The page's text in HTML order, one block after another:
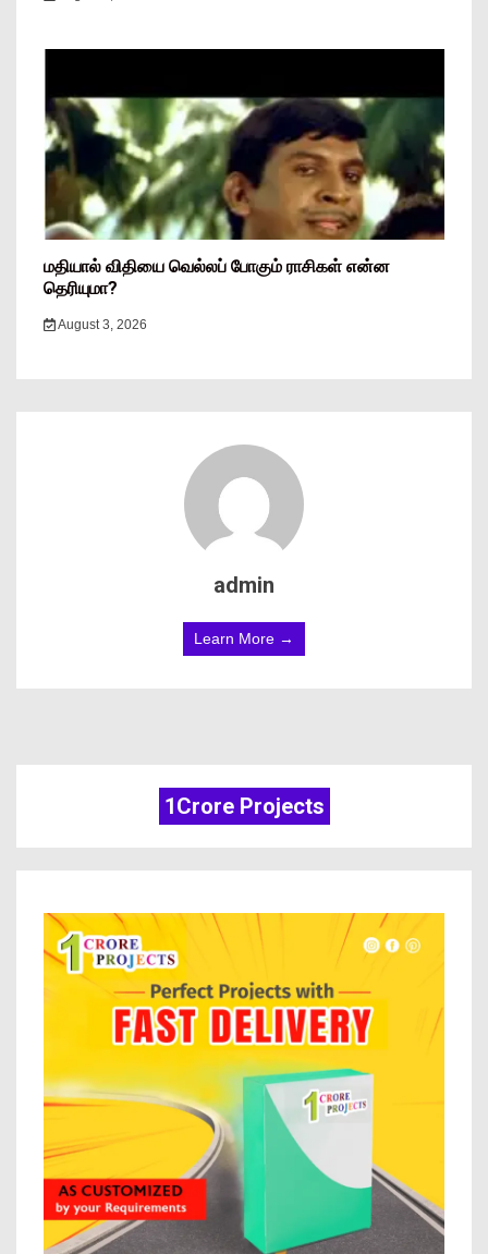
மதியால் விதியை வெல்லப் போகும் ராசிகள் என்ன
தெரியுமா?
August 3, 2026
admin
Learn More →
1Crore Projects